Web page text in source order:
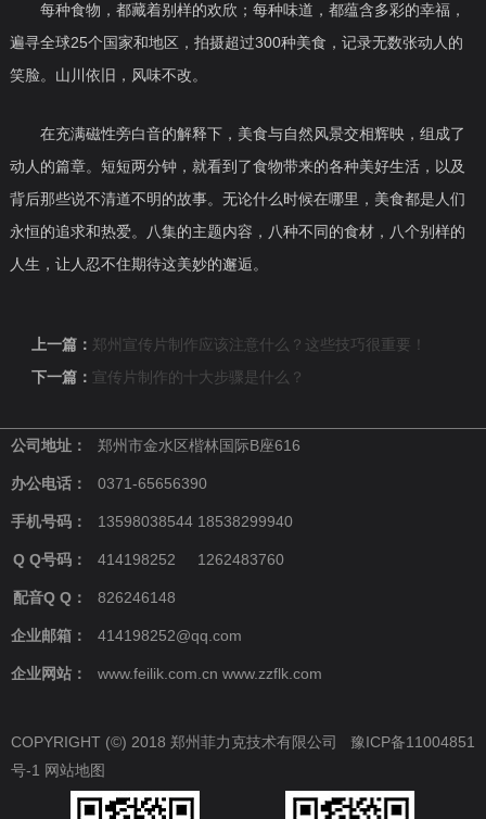
每种食物，都藏着别样的欢欣；每种味道，都蕴含多彩的幸福，
遍寻全球25个国家和地区，拍摄超过300种美食，记录无数张动人的
笑脸。山川依旧， 风味不改。
在充满磁性旁白音的解释下，美食与自然风景交相辉映，组成了
动人的篇章。短短两分钟，就看到了食物带来的各种美好生活，以及
背后那些说不清道不明的故事。无论什么时候在哪里，美食都是人们
永恒的追求和热爱。八集的主题内容，八种不同的食材，八个别样的
人生，让人忍不住期待这美妙的邂逅。
上一篇： 郑州宣传片制作应该注意什么？这些技巧很重要！
下一篇： 宣传片制作的十大步骤是什么？
公司地址： 郑州市金水区楷林国际B座616
办公电话： 0371-65656390
手机号码： 13598038544 18538299940
Q Q号码： 414198252 1262483760
配音Q Q： 826246148
企业邮箱： 414198252@qq.com
企业网站： www.feilik.com.cn www.zzflk.com
COPYRIGHT (©) 2018 郑州菲力克技术有限公司 豫ICP备11004851
号-1 网站地图